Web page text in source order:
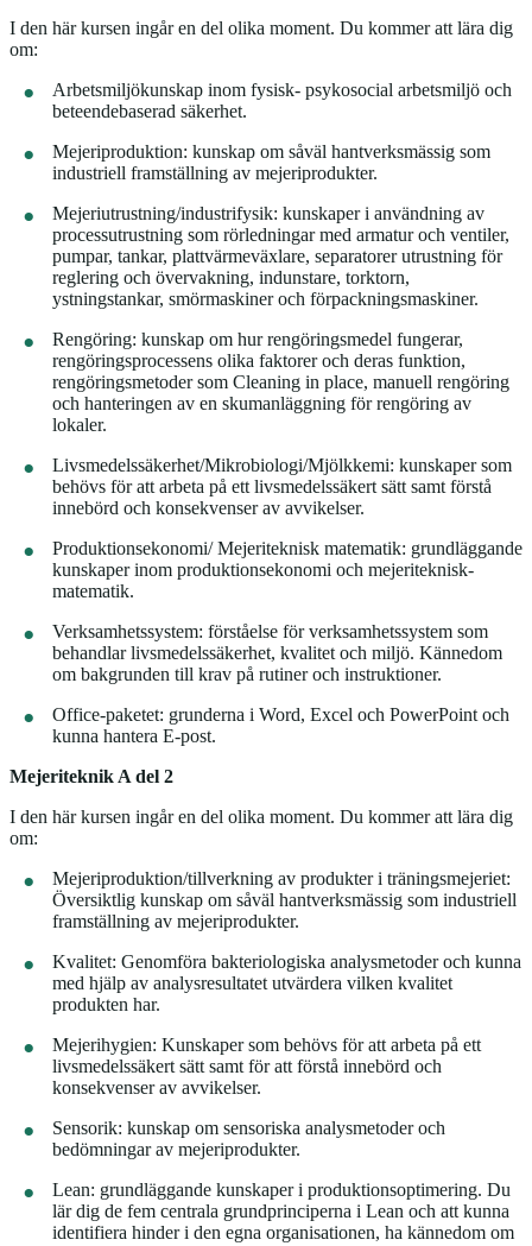
I den här kursen ingår en del olika moment. Du kommer att lära dig
om:
Arbetsmiljökunskap inom fysisk- psykosocial arbetsmiljö och
beteendebaserad säkerhet.
Mejeriproduktion: kunskap om såväl hantverksmässig som
industriell framställning av mejeriprodukter.
Mejeriutrustning/industrifysik: kunskaper i användning av
processutrustning som rörledningar med armatur och ventiler,
pumpar, tankar, plattvärmeväxlare, separatorer utrustning för
reglering och övervakning, indunstare, torktorn,
ystningstankar, smörmaskiner och förpackningsmaskiner.
Rengöring: kunskap om hur rengöringsmedel fungerar,
rengöringsprocessens olika faktorer och deras funktion,
rengöringsmetoder som Cleaning in place, manuell rengöring
och hanteringen av en skumanläggning för rengöring av
lokaler.
Livsmedelssäkerhet/Mikrobiologi/Mjölkkemi: kunskaper som
behövs för att arbeta på ett livsmedelssäkert sätt samt förstå
innebörd och konsekvenser av avvikelser.
Produktionsekonomi/ Mejeriteknisk matematik: grundläggande
kunskaper inom produktionsekonomi och mejeriteknisk-
matematik.
Verksamhetssystem: förståelse för verksamhetssystem som
behandlar livsmedelssäkerhet, kvalitet och miljö. Kännedom
om bakgrunden till krav på rutiner och instruktioner.
Office-paketet: grunderna i Word, Excel och PowerPoint och
kunna hantera E-post.
Mejeriteknik A del 2
I den här kursen ingår en del olika moment. Du kommer att lära dig
om:
Mejeriproduktion/tillverkning av produkter i träningsmejeriet:
Översiktlig kunskap om såväl hantverksmässig som industriell
framställning av mejeriprodukter.
Kvalitet: Genomföra bakteriologiska analysmetoder och kunna
med hjälp av analysresultatet utvärdera vilken kvalitet
produkten har.
Mejerihygien: Kunskaper som behövs för att arbeta på ett
livsmedelssäkert sätt samt för att förstå innebörd och
konsekvenser av avvikelser.
Sensorik: kunskap om sensoriska analysmetoder och
bedömningar av mejeriprodukter.
Lean: grundläggande kunskaper i produktionsoptimering. Du
lär dig de fem centrala grundprinciperna i Lean och att kunna
identifiera hinder i den egna organisationen, ha kännedom om